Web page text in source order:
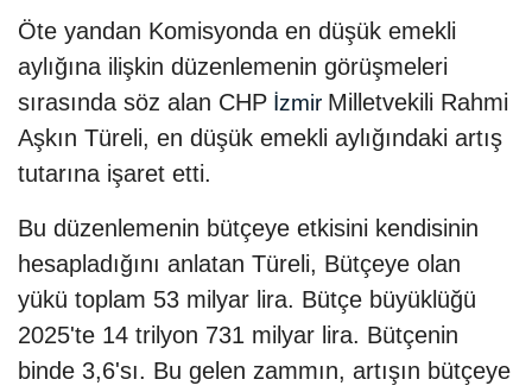
Öte yandan Komisyonda en düşük emekli
aylığına ilişkin düzenlemenin görüşmeleri
sırasında söz alan CHP İzmir Milletvekili Rahmi
Aşkın Türeli, en düşük emekli aylığındaki artış
tutarına işaret etti.
Bu düzenlemenin bütçeye etkisini kendisinin
hesapladığını anlatan Türeli, Bütçeye olan
yükü toplam 53 milyar lira. Bütçe büyüklüğü
2025'te 14 trilyon 731 milyar lira. Bütçenin
binde 3,6'sı. Bu gelen zammın, artışın bütçeye